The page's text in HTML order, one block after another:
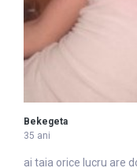
Bekegeta
35 ani
ai taia orice lucru are